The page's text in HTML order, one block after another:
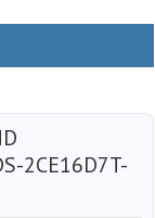
2CE16D7T-